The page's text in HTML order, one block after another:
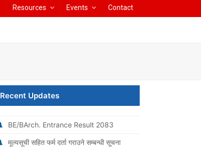
Resources Events Contact
Recent Updates
BE/BArch. Entrance Result 2083
मूल्यसूची सहित फर्म दर्ता गराउने सम्बन्धी सूचना